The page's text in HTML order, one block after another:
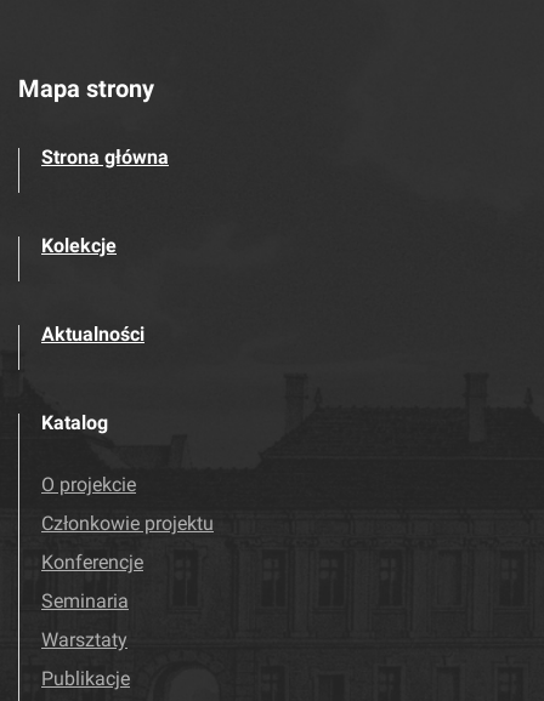
Mapa strony
Strona główna
Kolekcje
Aktualności
Katalog
O projekcie
Członkowie projektu
Konferencje
Seminaria
Warsztaty
Publikacje